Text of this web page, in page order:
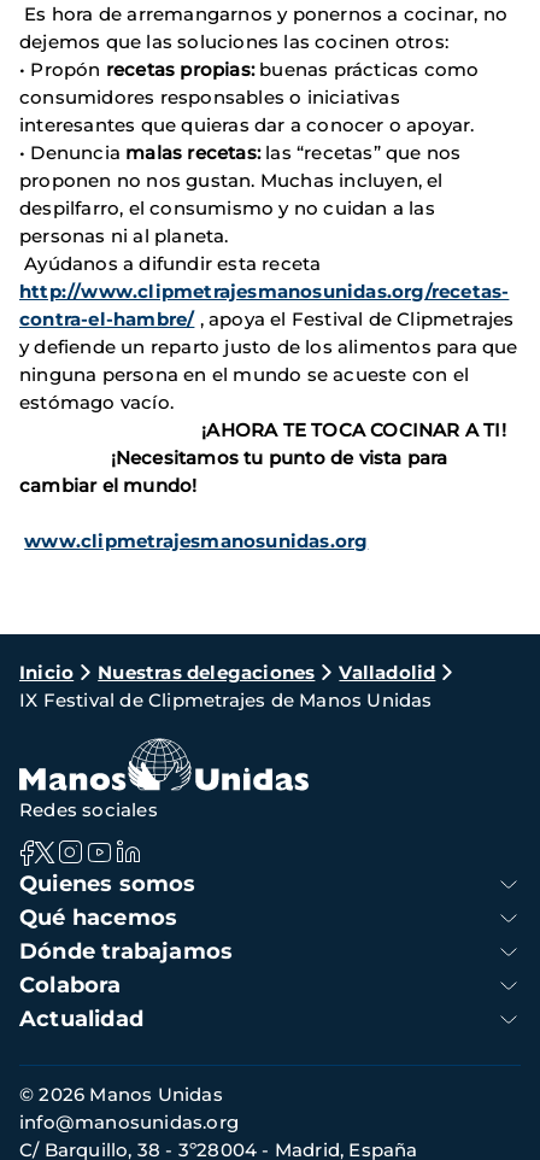
Es hora de arremangarnos y ponernos a cocinar, no
dejemos que las soluciones las cocinen otros:
• Propón recetas propias:buenas prácticas como
consumidores responsables o iniciativas
interesantes que quieras dar a conocer o apoyar.
• Denuncia malas recetas: las “recetas” que nos
proponen no nos gustan. Muchas incluyen, el
despilfarro, el consumismo y no cuidan a las
personas ni al planeta.
Ayúdanos a difundir esta receta
http://www.clipmetrajesmanosunidas.org/recetas-
contra-el-hambre/, apoya el Festival de Clipmetrajes
y defiende un reparto justo de los alimentos para que
ninguna persona en el mundo se acueste con el
estómago vacío.
¡AHORA TE TOCA COCINAR A TI!
¡Necesitamos tu punto de vista para
cambiar el mundo!
www.clipmetrajesmanosunidas.org
Ruta
de
navegación
Inicio Nuestras delegaciones
Valladolid
IX Festival de Clipmetrajes de Manos Unidas
Navegación
principal
Quienes somos
Qué hacemos
Dónde trabajamos
Colabora
Actualidad
Redes sociales
Información
de
contacto
© 2026 Manos Unidas
C/ Barquillo, 38 - 3º28004 - Madrid, España
info@manosunidas.org